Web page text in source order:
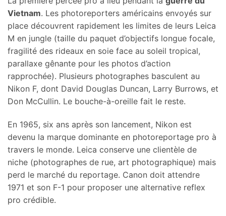
Vietnam. Les photoreporters américains envoyés sur
place découvrent rapidement les limites de leurs Leica
M en jungle (taille du paquet d’objectifs longue focale,
fragilité des rideaux en soie face au soleil tropical,
parallaxe gênante pour les photos d’action
rapprochée). Plusieurs photographes basculent au
Nikon F, dont David Douglas Duncan, Larry Burrows, et
Don McCullin. Le bouche-à-oreille fait le reste.
En 1965, six ans après son lancement, Nikon est
devenu la marque dominante en photoreportage pro à
travers le monde. Leica conserve une clientèle de
niche (photographes de rue, art photographique) mais
perd le marché du reportage. Canon doit attendre
1971 et son F-1 pour proposer une alternative reflex
pro crédible.